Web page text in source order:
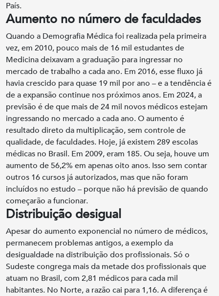
País.
Aumento no número de faculdades
Quando a Demografia Médica foi realizada pela primeira
vez, em 2010, pouco mais de 16 mil estudantes de
Medicina deixavam a graduação para ingressar no
mercado de trabalho a cada ano. Em 2016, esse fluxo já
havia crescido para quase 19 mil por ano – e a tendência é
de a expansão continue nos próximos anos. Em 2024, a
previsão é de que mais de 24 mil novos médicos estejam
ingressando no mercado a cada ano.O aumento é
resultado direto da multiplicação, sem controle de
qualidade, de faculdades. Hoje, já existem 289 escolas
médicas no Brasil. Em 2009, eram 185. Ou seja, houve um
aumento de 56,2% em apenas oito anos. Isso sem contar
outros 16 cursos já autorizados, mas que não foram
incluídos no estudo – porque não há previsão de quando
começarão a funcionar.
Distribuição desigual
Apesar do aumento exponencial no número de médicos,
permanecem problemas antigos, a exemplo da
desigualdade na distribuição dos profissionais. Só o
Sudeste congrega mais da metade dos profissionais que
atuam no Brasil, com 2,81 médicos para cada mil
habitantes. No Norte, a razão cai para 1,16.A diferença é